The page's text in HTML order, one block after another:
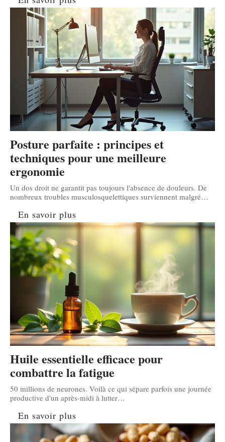
Posture parfaite : principes et
techniques pour une meilleure
ergonomie
Un dos droit ne garantit pas toujours l'absence de douleurs. De
nombreux troubles musculosquelettiques surviennent malgré…
En savoir plus
Huile essentielle efficace pour
combattre la fatigue
50 millions de neurones. Voilà ce qui sépare parfois une journée
productive d'un après-midi à lutter…
En savoir plus